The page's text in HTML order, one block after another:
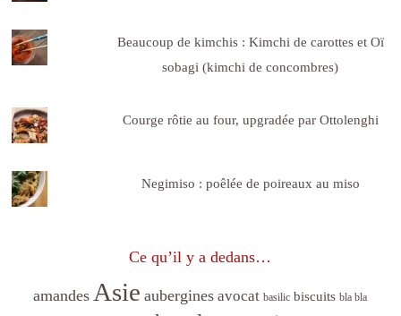
Beaucoup de kimchis : Kimchi de carottes et Oï
sobagi (kimchi de concombres)
Courge rôtie au four, upgradée par Ottolenghi
Negimiso : poêlée de poireaux au miso
Ce qu’il y a dedans…
amandes Asie aubergines avocat basilic biscuits bla bla